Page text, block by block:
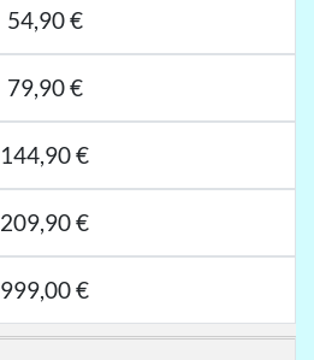
54,90 €
79,90 €
144,90 €
209,90 €
999,00 €